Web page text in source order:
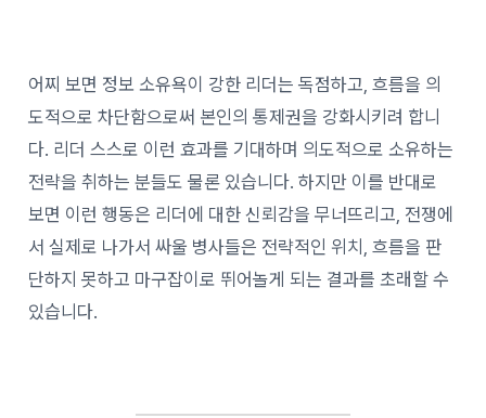
어찌 보면 정보 소유욕이 강한 리더는 독점하고, 흐름을 의
도적으로 차단함으로써 본인의 통제권을 강화시키려 합니
다. 리더 스스로 이런 효과를 기대하며 의도적으로 소유하는
전략을 취하는 분들도 물론 있습니다. 하지만 이를 반대로
보면 이런 행동은 리더에 대한 신뢰감을 무너뜨리고, 전쟁에
서 실제로 나가서 싸울 병사들은 전략적인 위치, 흐름을 판
단하지 못하고 마구잡이로 뛰어놀게 되는 결과를 초래할 수
있습니다.